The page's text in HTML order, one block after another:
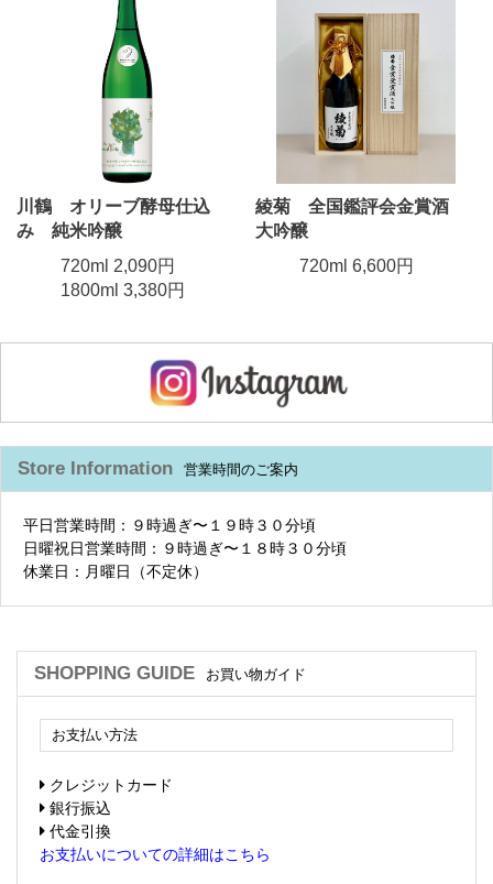
川鶴 オリーブ酵母仕込
み 純米吟醸
720ml 2,090円
1800ml 3,380円
綾菊 全国鑑評会金賞酒
大吟醸
720ml 6,600円
Store Information 営業時間のご案内
平日営業時間：９時過ぎ〜１９時３０分頃
日曜祝日営業時間：９時過ぎ〜１８時３０分頃
休業日：月曜日（不定休）
SHOPPING GUIDE お買い物ガイド
お支払い方法
クレジットカード
銀行振込
代金引換
お支払いについての詳細はこちら